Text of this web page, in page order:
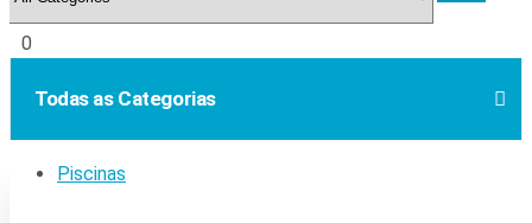
0
Todas as Categorias
Piscinas